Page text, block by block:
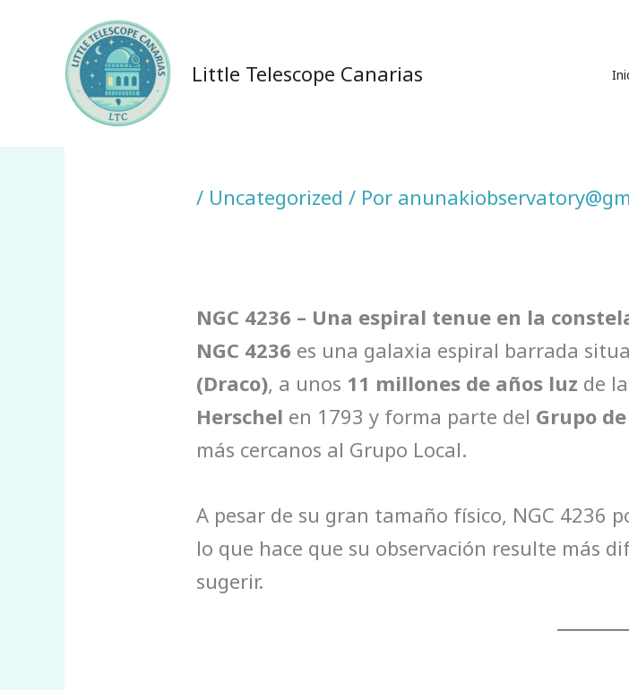
contenido
Little Telescope Canarias
/ Uncategorized / Por
NGC 4236 – Una espiral tenue en la
NGC 4236 es una galaxia espiral barrada
(Draco), a unos 11 millones de años luz de
Herschel en 1793 y forma parte del Grupo
más cercanos al Grupo Local.
A pesar de su gran tamaño físico, NGC 4236
lo que hace que su observación resulte más
sugerir.